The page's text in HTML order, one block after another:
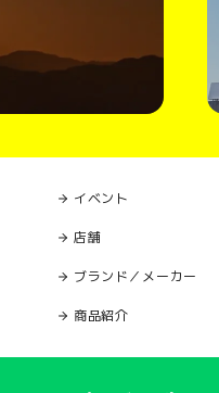
イベント
店舗
ブランド／メーカー
商品紹介